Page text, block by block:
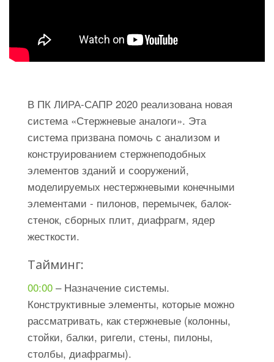
В ПК ЛИРА-САПР 2020 реализована новая
система «Стержневые аналоги». Эта
система призвана помочь с анализом и
конструированием стержнеподобных
элементов зданий и сооружений,
моделируемых нестержневыми конечными
элементами - пилонов, перемычек, балок-
стенок, сборных плит, диафрагм, ядер
жесткости.
Тайминг:
00:00 ​ – Назначение системы.
Конструктивные элементы, которые можно
рассматривать, как стержневые (колонны,
стойки, балки, ригели, стены, пилоны,
столбы, диафрагмы).